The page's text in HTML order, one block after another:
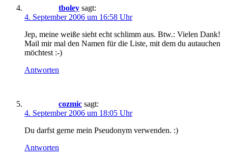
tboley sagt:
4. September 2006 um 16:58 Uhr
Jep, meine weiße sieht echt schlimm aus. Btw.: Vielen Dank!
Mail mir mal den Namen für die Liste, mit dem du autauchen
möchtest :-)
Antworten
cozmic sagt:
4. September 2006 um 18:05 Uhr
Du darfst gerne mein Pseudonym verwenden. :)
Antworten